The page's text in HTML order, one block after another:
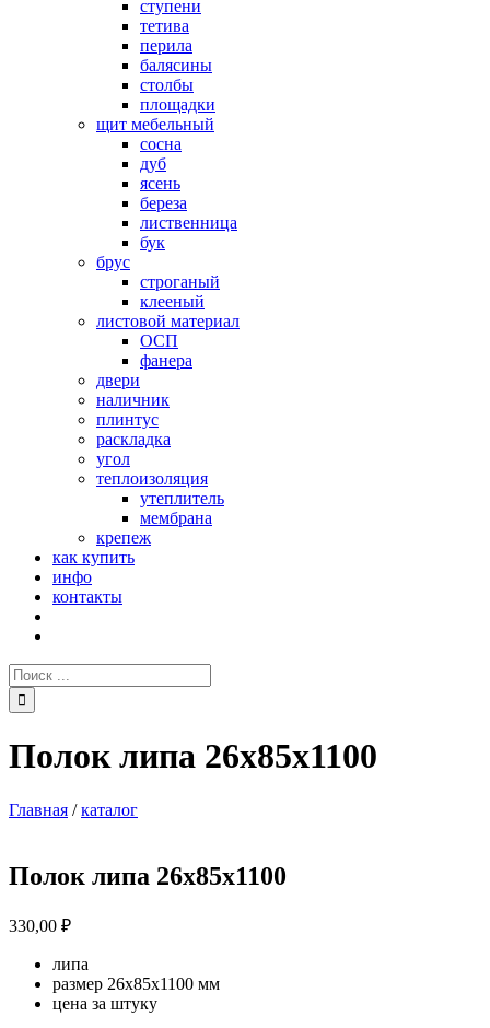
ступени
тетива
перила
балясины
столбы
площадки
щит мебельный
сосна
дуб
ясень
береза
лиственница
бук
брус
строганый
клееный
листовой материал
ОСП
фанера
двери
наличник
плинтус
раскладка
угол
теплоизоляция
утеплитель
мембрана
крепеж
как купить
инфо
контакты
Поиск:
Полок липа 26х85х1100
Главная /каталог
Полок липа 26х85х1100
330,00 ₽
липа
размер 26х85х1100 мм
цена за штуку